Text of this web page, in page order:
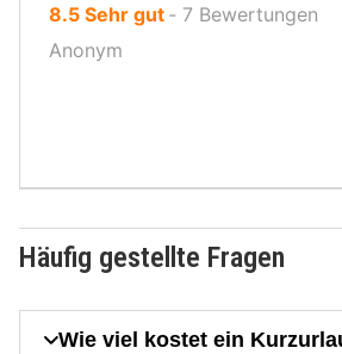
8.5von
Sehr gut ‐ 7 Bewertungen
Anonym
Häufig gestellte Fragen
Wie viel kostet ein